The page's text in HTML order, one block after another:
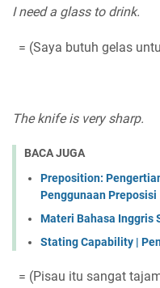
I need a glass to drink.
= (Saya butuh gelas
The knife is very sharp.
BACA JUGA
Preposition:
Penggunaan Preposisi
Materi Bahasa Inggris
Stating Capability |
= (Pisau itu sangat